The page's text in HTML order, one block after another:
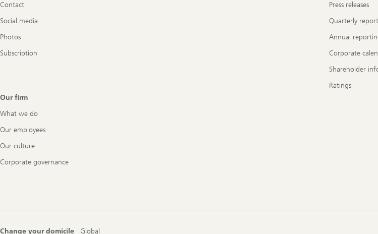
Contact
Social media
Photos
Subscription
Press releases
Quarterly
Annual
Corporate
Shareholder
Ratings
Our firm
What we do
Our employees
Our culture
Corporate governance
Change your domicile Global